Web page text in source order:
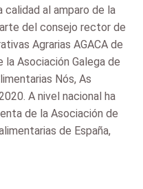
calidad al amparo de la
del consejo rector de
Agrarias AGACA de
Asociación Galega de
Nós, As
A nivel nacional ha
de la Asociación de
de España,